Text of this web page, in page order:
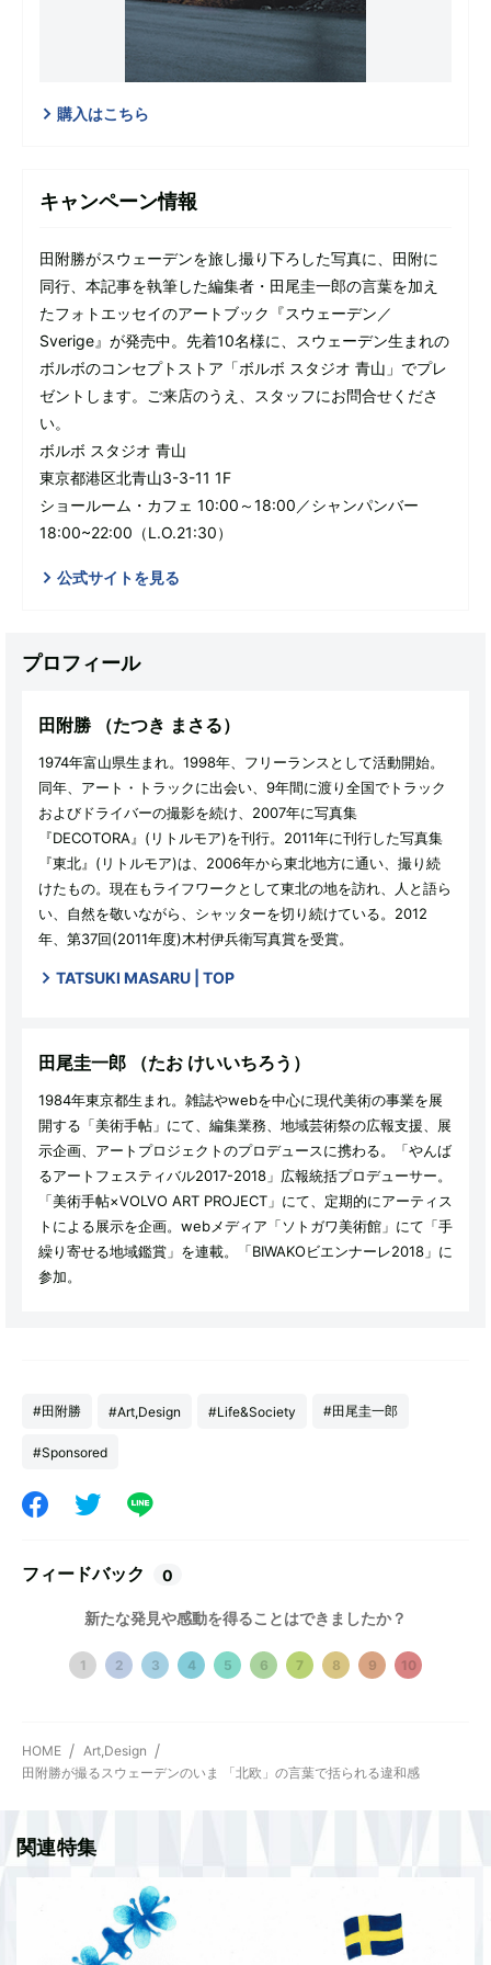
購入はこちら
キャンペーン情報
田附勝がスウェーデンを旅し撮り下ろした写真に、田附に
同行、本記事を執筆した編集者・田尾圭一郎の言葉を加え
たフォトエッセイのアートブック『スウェーデン／
Sverige』が発売中。先着10名様に、スウェーデン生まれの
ボルボのコンセプトストア「ボルボ スタジオ 青山」でプレ
ゼントします。ご来店のうえ、スタッフにお問合せくださ
い。
ボルボ スタジオ 青山
東京都港区北青山3-3-11 1F
ショールーム・カフェ 10:00～18:00／シャンパンバー
18:00~22:00（L.O.21:30）
公式サイトを見る
プロフィール
田附勝 （たつき まさる）
1974年富山県生まれ。1998年、フリーランスとして活動開始。
同年、アート・トラックに出会い、9年間に渡り全国でトラック
およびドライバーの撮影を続け、2007年に写真集
『DECOTORA』(リトルモア)を刊行。2011年に刊行した写真集
『東北』(リトルモア)は、2006年から東北地方に通い、撮り続
けたもの。現在もライフワークとして東北の地を訪れ、人と語ら
い、自然を敬いながら、シャッターを切り続けている。2012
年、第37回(2011年度)木村伊兵衛写真賞を受賞。
TATSUKI MASARU | TOP
田尾圭一郎 （たお けいいちろう）
1984年東京都生まれ。雑誌やwebを中心に現代美術の事業を展
開する「美術手帖」にて、編集業務、地域芸術祭の広報支援、展
示企画、アートプロジェクトのプロデュースに携わる。「やんば
るアートフェスティバル2017-2018」広報統括プロデューサー。
「美術手帖×VOLVO ART PROJECT」にて、定期的にアーティス
トによる展示を企画。webメディア「ソトガワ美術館」にて「手
繰り寄せる地域鑑賞」を連載。「BIWAKOビエンナーレ2018」に
参加。
#田附勝 #Art,Design #Life&Society #田尾圭一郎
#Sponsored
フィードバック 0
新たな発見や感動を得ることはできましたか？
1 2 3 4 5 6 7 8 9 10
HOME
Art,Design
田附勝が撮るスウェーデンのいま 「北欧」の言葉で括られる違和感
関連特集